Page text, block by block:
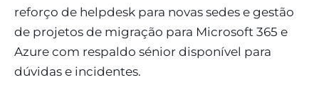
reforço de helpdesk para novas sedes e gestão
de projetos de migração para Microsoft 365 e
Azure com respaldo sénior disponível para
dúvidas e incidentes.